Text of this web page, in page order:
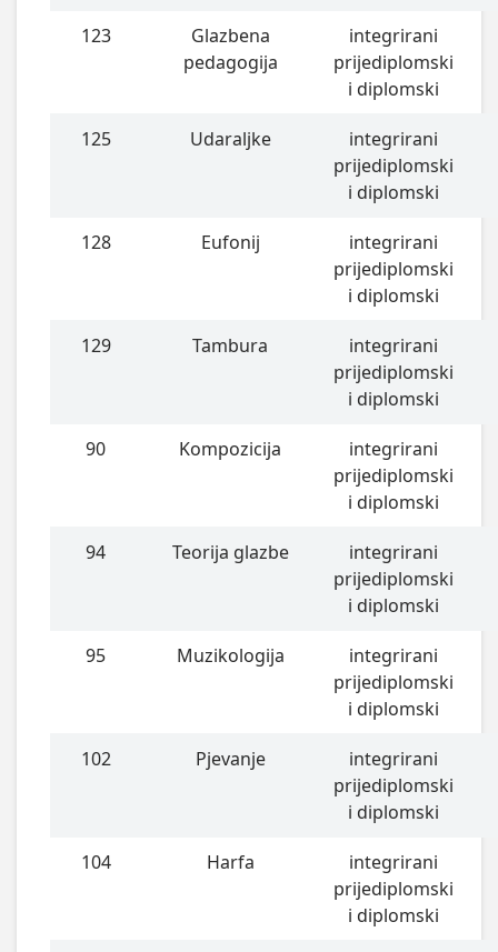
123
Glazbena
pedagogija
integrirani
prijediplomski
i diplomski
125 Udaraljke
integrirani
prijediplomski
i diplomski
128 Eufonij
integrirani
prijediplomski
i diplomski
129 Tambura
integrirani
prijediplomski
i diplomski
90 Kompozicija
integrirani
prijediplomski
i diplomski
94 Teorija glazbe
integrirani
prijediplomski
i diplomski
95 Muzikologija
integrirani
prijediplomski
i diplomski
102 Pjevanje
integrirani
prijediplomski
i diplomski
104 Harfa
integrirani
prijediplomski
i diplomski